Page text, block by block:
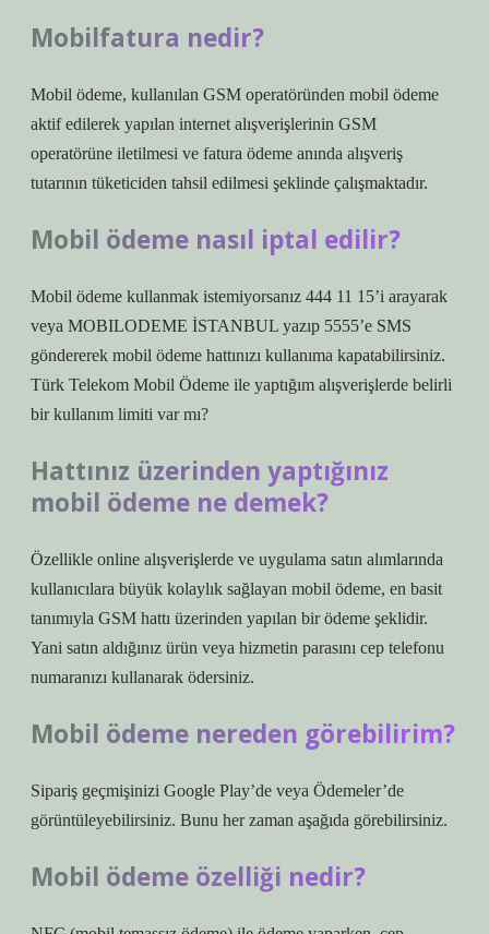
Mobilfatura nedir?
Mobil ödeme, kullanılan GSM operatöründen mobil ödeme
aktif edilerek yapılan internet alışverişlerinin GSM
operatörüne iletilmesi ve fatura ödeme anında alışveriş
tutarının tüketiciden tahsil edilmesi şeklinde çalışmaktadır.
Mobil ödeme nasıl iptal edilir?
Mobil ödeme kullanmak istemiyorsanız 444 11 15’i arayarak
veya MOBILODEME İSTANBUL yazıp 5555’e SMS
göndererek mobil ödeme hattınızı kullanıma kapatabilirsiniz.
Türk Telekom Mobil Ödeme ile yaptığım alışverişlerde belirli
bir kullanım limiti var mı?
Hattınız üzerinden yaptığınız
mobil ödeme ne demek?
Özellikle online alışverişlerde ve uygulama satın alımlarında
kullanıcılara büyük kolaylık sağlayan mobil ödeme, en basit
tanımıyla GSM hattı üzerinden yapılan bir ödeme şeklidir.
Yani satın aldığınız ürün veya hizmetin parasını cep telefonu
numaranızı kullanarak ödersiniz.
Mobil ödeme nereden görebilirim?
Sipariş geçmişinizi Google Play’de veya Ödemeler’de
görüntüleyebilirsiniz. Bunu her zaman aşağıda görebilirsiniz.
Mobil ödeme özelliği nedir?